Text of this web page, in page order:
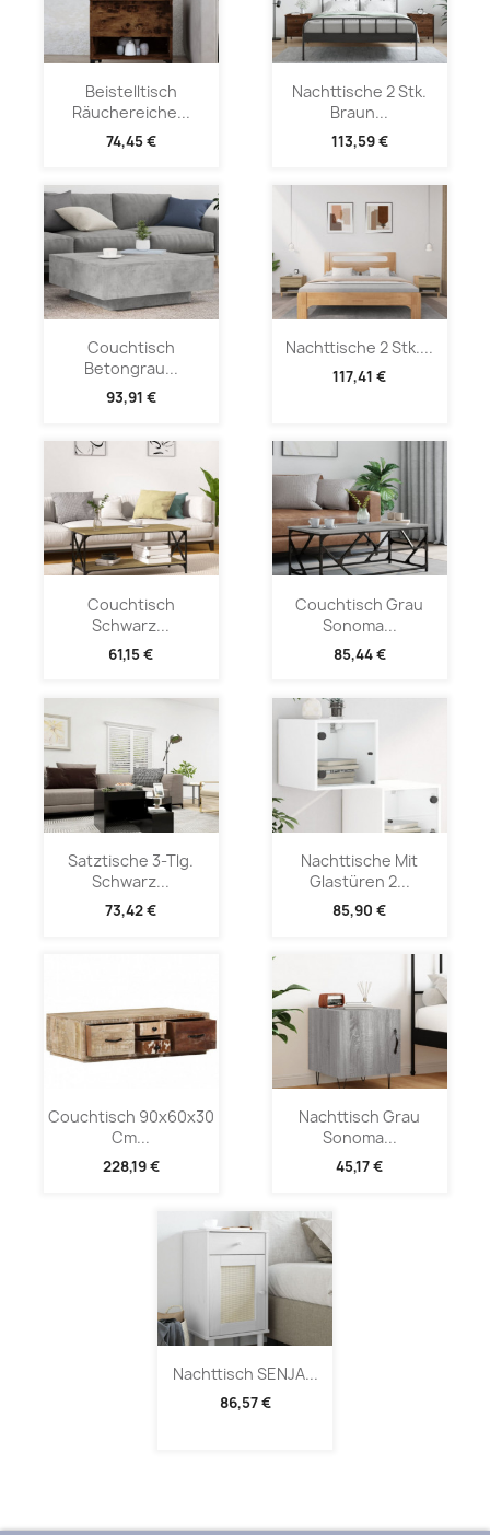
Beistelltisch
Räuchereiche...
74,45 €
Nachttische 2 Stk.
Braun...
113,59 €
Couchtisch
Betongrau...
93,91 €
Nachttische 2 Stk....
117,41 €
Couchtisch
Schwarz...
61,15 €
Couchtisch Grau
Sonoma...
85,44 €
Satztische 3-Tlg.
Schwarz...
73,42 €
Nachttische Mit
Glastüren 2...
85,90 €
Couchtisch 90x60x30
Cm...
228,19 €
Nachttisch Grau
Sonoma...
45,17 €
Nachttisch SENJA...
86,57 €